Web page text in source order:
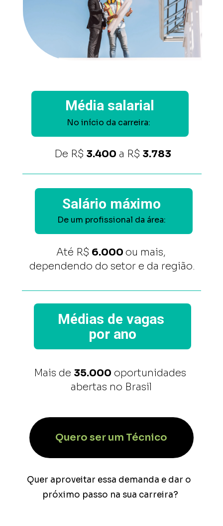
Média salarial
No início da carreira:
De R$ 3.400 a R$ 3.783
Salário máximo
De um profissional da área:
Até R$ 6.000 ou mais,
dependendo do setor e da região.
Médias de vagas
por ano
Mais de 35.000 oportunidades
abertas no Brasil
Quero ser um Técnico
Quer aproveitar essa demanda e dar o
próximo passo na sua carreira?